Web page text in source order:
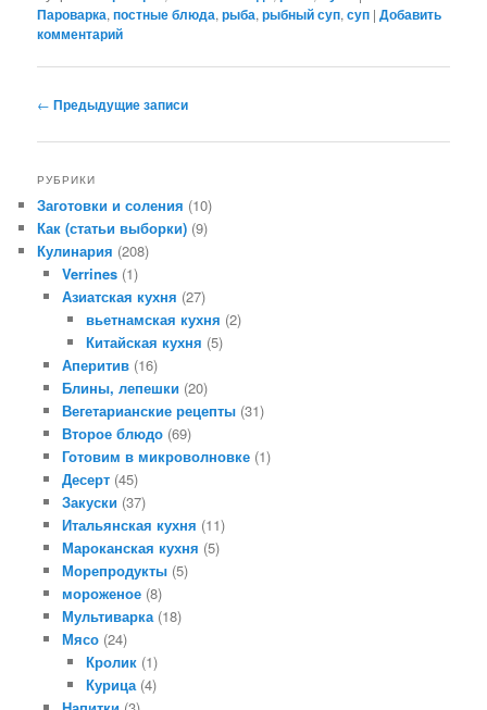
Пароварка,постные блюда,рыба,рыбный суп,суп |Добавить
комментарий
Навигация по записям
← Предыдущие записи
РУБРИКИ
Заготовки и соления (10)
Как (статьи выборки) (9)
Кулинария (208)
Verrines(1)
Азиатская кухня (27)
вьетнамская кухня (2)
Китайская кухня (5)
Аперитив(16)
Блины, лепешки (20)
Вегетарианские рецепты(31)
Второе блюдо(69)
Готовим в микроволновке(1)
Десерт(45)
Закуски (37)
Итальянская кухня (11)
Мароканская кухня (5)
Морепродукты(5)
мороженое(8)
Мультиварка(18)
Мясо(24)
Кролик (1)
Курица(4)